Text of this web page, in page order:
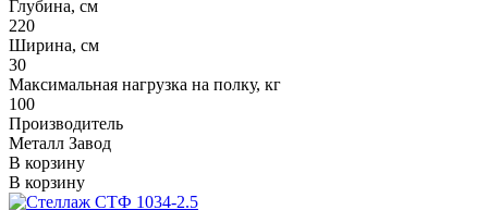
Глубина, см
220
Ширина, см
30
Максимальная нагрузка на полку, кг
100
Производитель
Металл Завод
В корзину
В корзину